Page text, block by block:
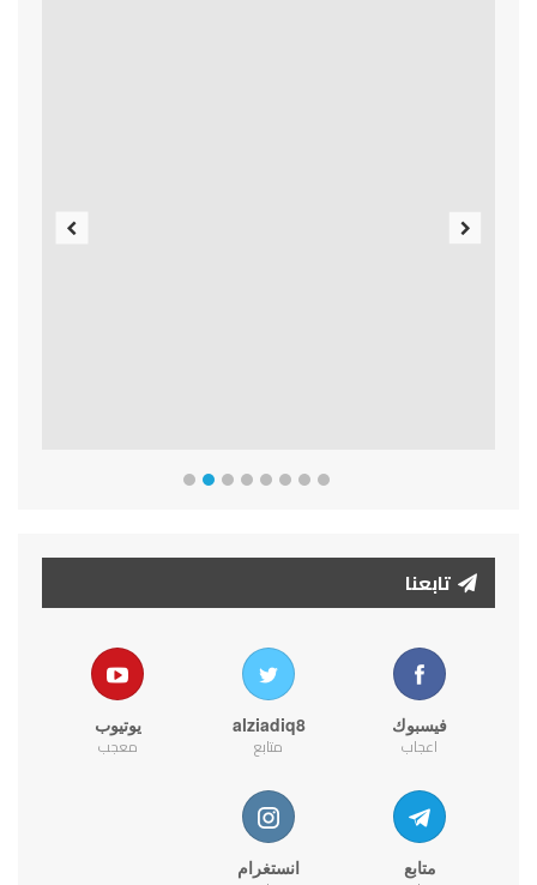
تابعنا
فيسبوك
اعجاب
alziadiq8
متابع
يوتيوب
معجب
متابع انستغرام